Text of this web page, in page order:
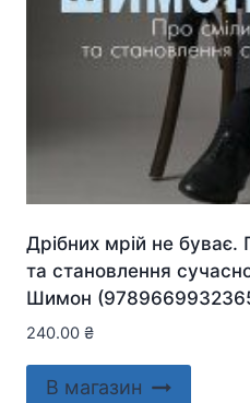
Дрібних мрій не буває.
та становлення
Шимон
240.00 ₴
В магазин